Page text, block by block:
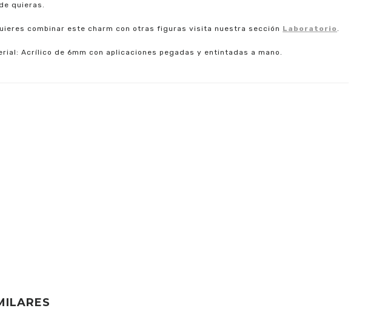
quieras.
combinar este charm con otras figuras visita nuestra sección Laboratorio.
Acrílico de 6mm con aplicaciones pegadas y entintadas a mano.